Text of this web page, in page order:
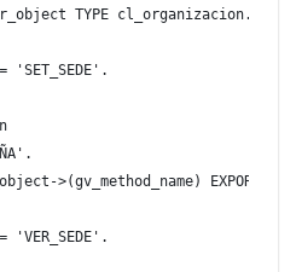
TYPE cl_organizacion.
'SET_SEDE'.
>(gv_method_name) EXPORTING
'VER_SEDE'.